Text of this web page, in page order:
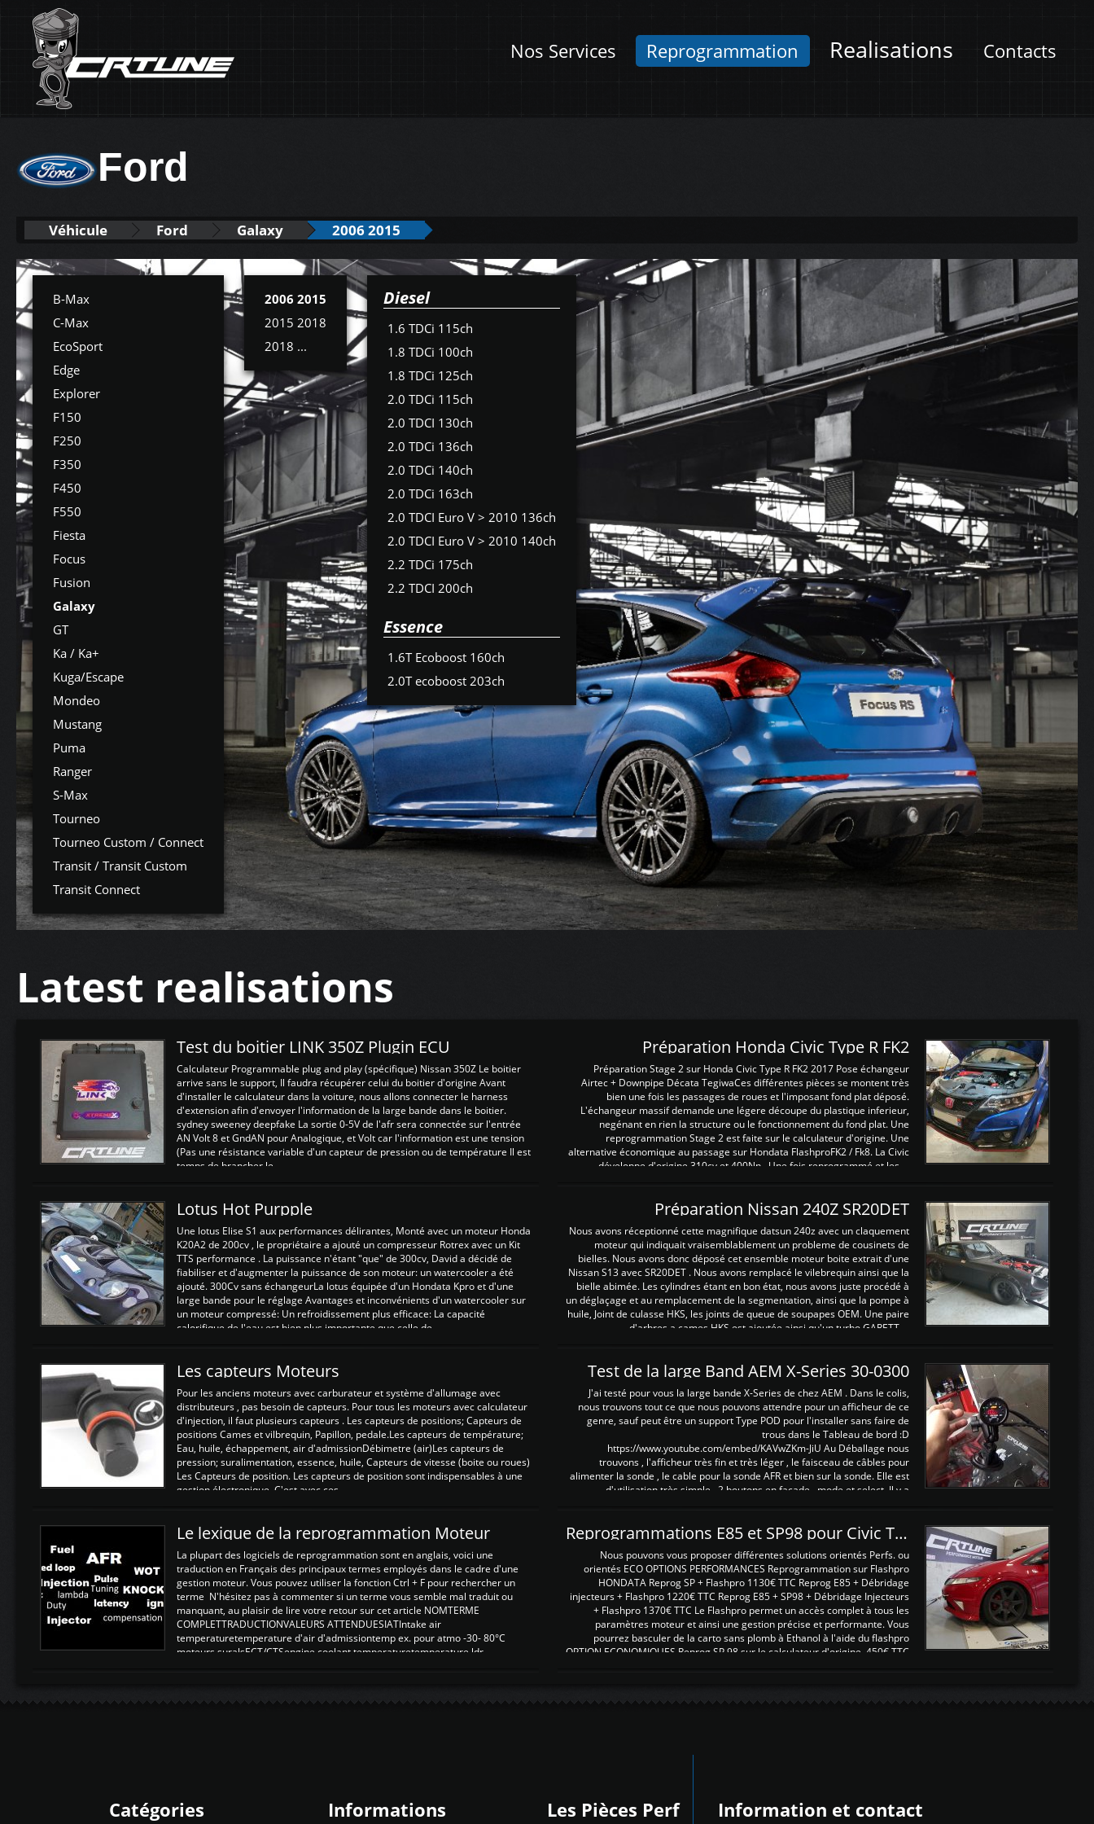
Nos Services Reprogrammation Realisations Contacts
Ford
Véhicule Ford Galaxy 2006 2015
B-Max
C-Max
EcoSport
Edge
Explorer
F150
F250
F350
F450
F550
Fiesta
Focus
Fusion
Galaxy
GT
Ka / Ka+
Kuga/Escape
Mondeo
Mustang
Puma
Ranger
S-Max
Tourneo
Tourneo Custom / Connect
Transit / Transit Custom
Transit Connect
2006 2015
2015 2018
2018 ...
Diesel
1.6 TDCi 115ch
1.8 TDCi 100ch
1.8 TDCi 125ch
2.0 TDCi 115ch
2.0 TDCI 130ch
2.0 TDCi 136ch
2.0 TDCi 140ch
2.0 TDCi 163ch
2.0 TDCI Euro V > 2010 136ch
2.0 TDCI Euro V > 2010 140ch
2.2 TDCi 175ch
2.2 TDCI 200ch
Essence
1.6T Ecoboost 160ch
2.0T ecoboost 203ch
Latest realisations
Test du boitier LINK 350Z Plugin ECU
Calculateur Programmable plug and play (spécifique) Nissan 350Z Le boitier
arrive sans le support, Il faudra récupérer celui du boitier d'origine Avant
d'installer le calculateur dans la voiture, nous allons connecter le harness
d'extension afin d'envoyer l'information de la large bande dans le boitier.
sydney sweeney deepfake La sortie 0-5V de l'afr sera connectée sur l'entrée
AN Volt 8 et GndAN pour Analogique, et Volt car l'information est une tension
(Pas une résistance variable d'un capteur de pression ou de température Il est
temps de brancher le ...
Préparation Honda Civic Type R FK2
Préparation Stage 2 sur Honda Civic Type R FK2 2017 Pose échangeur
Airtec + Downpipe Décata TegiwaCes différentes pièces se montent très
bien une fois les passages de roues et l'imposant fond plat déposé.
L'échangeur massif demande une légere découpe du plastique inferieur,
negénant en rien la structure ou le fonctionnement du fond plat. Une
reprogrammation Stage 2 est faite sur le calculateur d'origine. Une
alternative économique au passage sur Hondata FlashproFK2 / Fk8. La Civic
développe d'origine 310cv et 400Nn , Une fois reprogrammé et les ...
Lotus Hot Purpple
Une lotus Elise S1 aux performances délirantes, Monté avec un moteur Honda
K20A2 de 200cv , le propriétaire a ajouté un compresseur Rotrex avec un Kit
TTS performance . La puissance n'étant "que" de 300cv, David a décidé de
fiabiliser et d'augmenter la puissance de son moteur: un watercooler a été
ajouté. 300Cv sans échangeurLa lotus équipée d'un Hondata Kpro et d'une
large bande pour le réglage Avantages et inconvénients d'un watercooler sur
un moteur compressé: Un refroidissement plus efficace: La capacité
calorifique de l'eau est bien plus importante que celle de ...
Préparation Nissan 240Z SR20DET
Nous avons réceptionné cette magnifique datsun 240z avec un claquement
moteur qui indiquait vraisemblablement un probleme de cousinets de
bielles. Nous avons donc déposé cet ensemble moteur boite extrait d'une
Nissan S13 avec SR20DET . Nous avons remplacé le vilebrequin ainsi que la
bielle abimée. Les cylindres étant en bon état, nous avons juste procédé à
un déglaçage et au remplacement de la segmentation, ainsi que la pompe à
huile, Joint de culasse HKS, les joints de queue de soupapes OEM. Une paire
d'arbres a cames HKS est ajoutée ainsi qu'un turbo GARETT ...
Les capteurs Moteurs
Pour les anciens moteurs avec carburateur et système d'allumage avec
distributeurs , pas besoin de capteurs. Pour tous les moteurs avec calculateur
d'injection, il faut plusieurs capteurs . Les capteurs de positions; Capteurs de
positions Cames et vilbrequin, Papillon, pedale.Les capteurs de température;
Eau, huile, échappement, air d'admissionDébimetre (air)Les capteurs de
pression; suralimentation, essence, huile, Capteurs de vitesse (boite ou roues)
Les Capteurs de position. Les capteurs de position sont indispensables à une
gestion électronique. C'est avec ces ...
Test de la large Band AEM X-Series 30-0300
J'ai testé pour vous la large bande X-Series de chez AEM . Dans le colis,
nous trouvons tout ce que nous pouvons attendre pour un afficheur de ce
genre, sauf peut être un support Type POD pour l'installer sans faire de
trous dans le Tableau de bord :D
https://www.youtube.com/embed/KAVwZKm-JiU Au Déballage nous
trouvons , l'afficheur très fin et très léger , le faisceau de câbles pour
alimenter la sonde , le cable pour la sonde AFR et bien sur la sonde. Elle est
d'utilisation très simple , 2 boutons en façade , mode et select. Il y a
Le lexique de la reprogrammation Moteur
La plupart des logiciels de reprogrammation sont en anglais, voici une
traduction en Français des principaux termes employés dans le cadre d'une
gestion moteur. Vous pouvez utiliser la fonction Ctrl + F pour rechercher un
terme N'hésitez pas à commenter si un terme vous semble mal traduit ou
manquant, au plaisir de lire votre retour sur cet article NOMTERME
COMPLETTRADUCTIONVALEURS ATTENDUESIATIntake air
temperaturetemperature d'air d'admissiontemp ex. pour atmo -30- 80°C
moteurs suralsECT/CTSengine coolant temperaturetemperature ldr
Reprogrammations E85 et SP98 pour Civic Type R FN2
Nous pouvons vous proposer différentes solutions orientés Perfs. ou
orientés ECO OPTIONS PERFORMANCES Reprogrammation sur Flashpro
HONDATA Reprog SP + Flashpro 1130€ TTC Reprog E85 + Débridage
injecteurs + Flashpro 1220€ TTC Reprog E85 + SP98 + Débridage Injecteurs
+ Flashpro 1370€ TTC Le Flashpro permet un accès complet à tous les
paramètres moteur et ainsi une gestion précise et performante. Vous
pourrez basculer de la carto sans plomb à Ethanol à l'aide du flashpro
OPTION ECONOMIQUES Reprog SP 98 sur le calculateur d'origine 450€ TTC
Catégories Informations Les Pièces Perf Information et contact